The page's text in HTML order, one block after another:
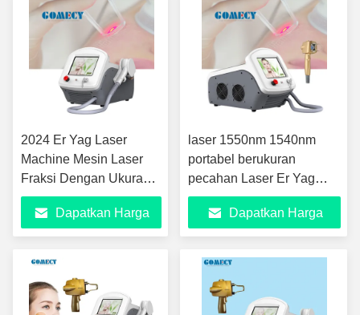
2024 Er Yag Laser
Machine Mesin Laser
Fraksi Dengan Ukuran
Titik 0,15mm Untuk
Penghapusan Parut
Jerawat
Dapatkan Harga
laser 1550nm 1540nm
portabel berukuran
pecahan Laser Er Yag
Bertujuan untuk
Peremajaan Kulit
Dapatkan Harga